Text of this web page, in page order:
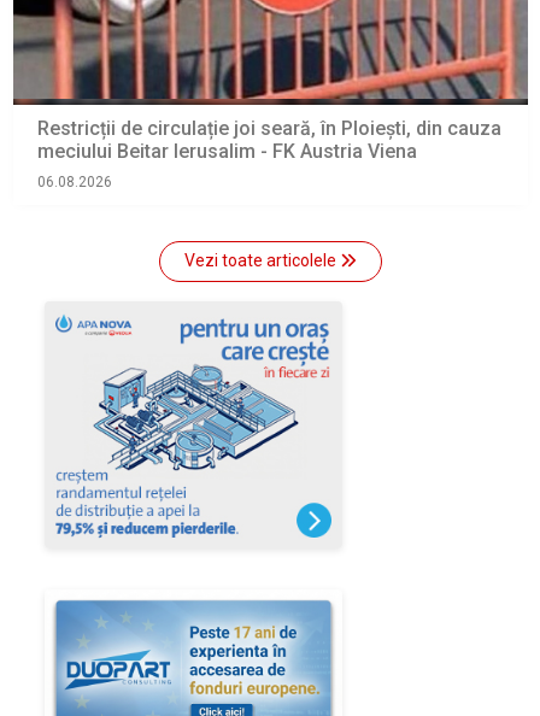
Restricții de circulație joi seară, în Ploiești, din cauza
meciului Beitar Ierusalim - FK Austria Viena
06.08.2026
Vezi toate articolele